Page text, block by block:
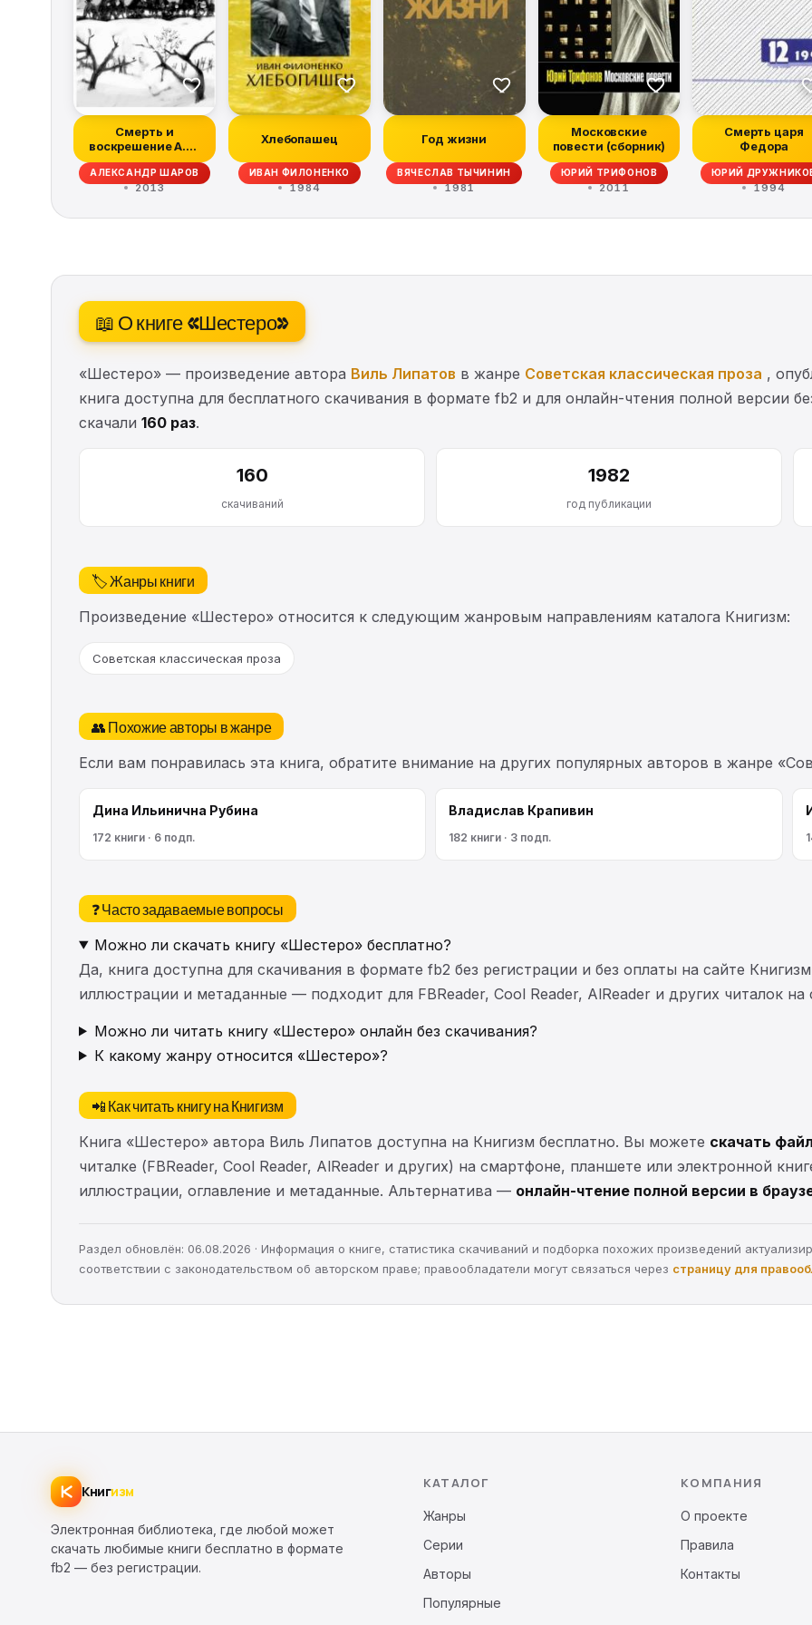
Смерть и
воскрешение А.М.
Бутова
(Происшествие
на...
АЛЕКСАНДР ШАРОВ
2013
Хлебопашец
ИВАН ФИЛОНЕНКО
1984
Год жизни
ВЯЧЕСЛАВ ТЫЧИНИН
1981
Московские
повести (сборник)
ЮРИЙ ТРИФОНОВ
2011
Смерть царя
Федора
ЮРИЙ
1994
📖 О книге «Шестеро»
«Шестеро» — произведение автора Виль Липатов в жанре Советская классическая проза ,
книга доступна для бесплатного скачивания в формате fb2 и для онлайн-чтения полной версии
скачали 160 раз.
160
скачиваний
1982
год публикации
🏷️ Жанры книги
Произведение «Шестеро» относится к следующим жанровым направлениям каталога Книгизм:
Советская классическая проза
👥 Похожие авторы в жанре
Если вам понравилась эта книга, обратите внимание на других популярных авторов в жанре
Дина Ильинична Рубина
172 книги · 6 подп.
Владислав Крапивин
182 книги · 3 подп.
❓ Часто задаваемые вопросы
Можно ли скачать книгу «Шестеро» бесплатно?
Да, книга доступна для скачивания в формате fb2 без регистрации и без оплаты на сайте
иллюстрации и метаданные — подходит для FBReader, Cool Reader, AlReader и других читалок
Можно ли читать книгу «Шестеро» онлайн без скачивания?
К какому жанру относится «Шестеро»?
📲 Как читать книгу на Книгизм
Книга «Шестеро» автора Виль Липатов доступна на Книгизм бесплатно. Вы можете скачать
читалке (FBReader, Cool Reader, AlReader и других) на смартфоне, планшете или электронной
иллюстрации, оглавление и метаданные. Альтернатива — онлайн-чтение полной версии в
Раздел обновлён: 06.08.2026 · Информация о книге, статистика скачиваний и подборка похожих произведений
соответствии с законодательством об авторском праве; правообладатели могут связаться через страницу для
Книгизм
Электронная библиотека, где любой может
скачать любимые книги бесплатно в формате
fb2 — без регистрации.
КАТАЛОГ
Жанры
Серии
Авторы
Популярные
КОМПАНИЯ
О проекте
Правила
Контакты